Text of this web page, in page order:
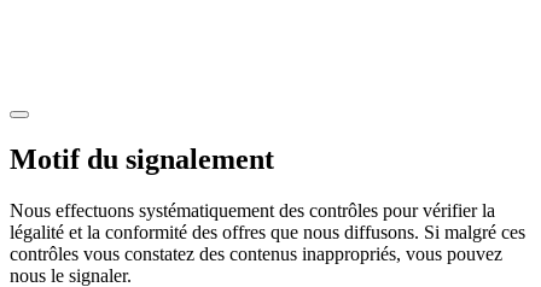
Motif du signalement
Nous effectuons systématiquement des contrôles pour vérifier la
légalité et la conformité des offres que nous diffusons. Si malgré ces
contrôles vous constatez des contenus inappropriés, vous pouvez
nous le signaler.